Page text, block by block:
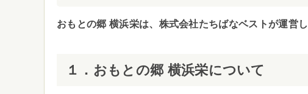
おもとの郷 横浜栄は、株式会社たちばなベストが運営
１．おもとの郷 横浜栄について